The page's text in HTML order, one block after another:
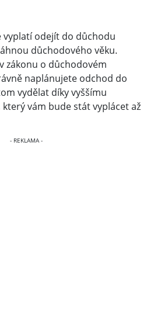
vyplatí odejít do důchodu
důchodového věku.
zákonu o důchodovém
naplánujete odchod do
vydělat díky vyššímu
vám bude stát vyplácet až